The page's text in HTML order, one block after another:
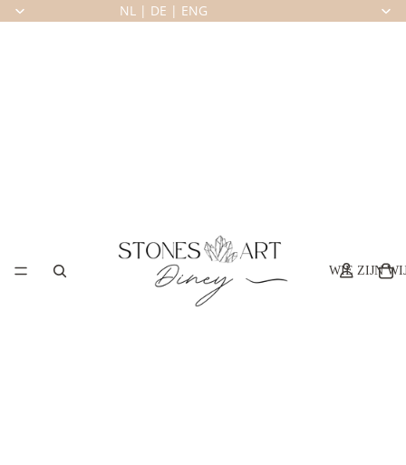
NL| DE | ENG
WIE ZIJN